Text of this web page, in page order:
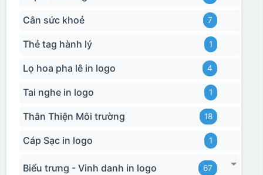
Cân sức khoẻ 7
Thẻ tag hành lý 1
Lọ hoa pha lê in logo 4
Tai nghe in logo 1
Thân Thiện Môi trường 18
Cáp Sạc in logo 1
Biểu trưng - Vinh danh in logo 67